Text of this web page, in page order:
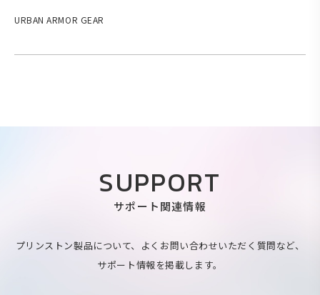
URBAN ARMOR GEAR
SUPPORT
サポート関連情報
プリンストン製品について、よくお問い合わせいただく質問など、
サポート情報を掲載します。